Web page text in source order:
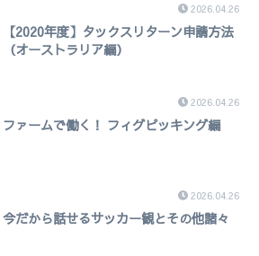
2026.04.26
【2020年度】タックスリターン申請方法
（オーストラリア編）
2026.04.26
ファームで働く！ フィグピッキング編
2026.04.26
今だから話せるサッカー観とその他諸々